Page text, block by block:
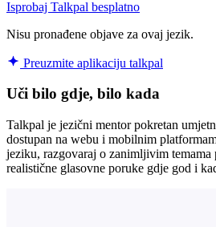
Isprobaj Talkpal besplatno
Nisu pronađene objave za ovaj jezik.
Preuzmite aplikaciju talkpal
Uči bilo gdje, bilo kada
Talkpal je jezični mentor pokretan
dostupan na webu i mobilnim
jeziku, razgovaraj o zanimljivim
realistične glasovne poruke gdje god i